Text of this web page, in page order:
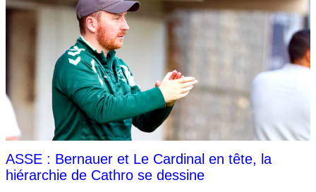
ASSE : Bernauer et Le Cardinal en tête, la
hiérarchie de Cathro se dessine